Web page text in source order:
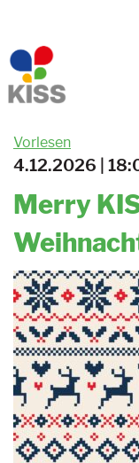
Vorlesen
4.12.2026 |
Merry